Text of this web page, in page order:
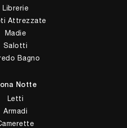
Librerie
Attrezzate
Madie
Salotti
Bagno
Notte
Letti
Armadi